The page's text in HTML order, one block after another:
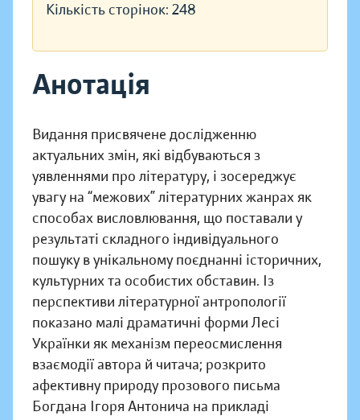
Кількість сторінок: 248
Анотація
Видання присвячене дослідженню
актуальних змін, які відбуваються з
уявленнями про літературу, і зосереджує
увагу на “межових” літературних жанрах як
способах висловлювання, що поставали у
результаті складного індивідуального
пошуку в унікальному поєднанні історичних,
культурних та особистих обставин. Із
перспективи літературної антропології
показано малі драматичні форми Лесі
Українки як механізм переосмислення
взаємодії автора й читача; розкрито
афективну природу прозового письма
Богдана Ігоря Антонича на прикладі